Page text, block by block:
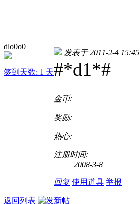
dlo0o0
签到天数: 1 天
发表于 2011-2-4 15:45
#*d1*#
金币:
奖励:
热心:
注册时间:
2008-3-8
回复 使用道具 举报
返回列表